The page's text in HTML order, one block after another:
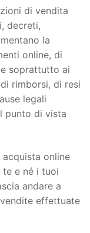
di vendita
decreti,
la
online, di
soprattutto ai
rimborsi, di resi
legali
punto di vista
online
e né i tuoi
andare a
effettuate